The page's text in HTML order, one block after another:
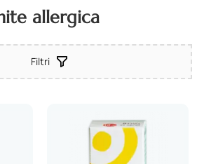
allergica
Filtri